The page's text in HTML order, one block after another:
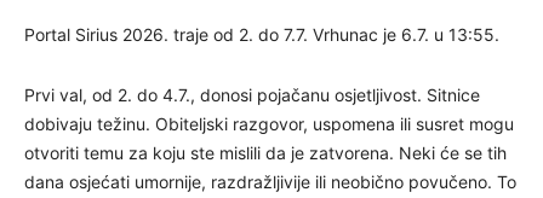
Portal Sirius 2026. traje od 2. do 7.7. Vrhunac je 6.7. u 13:55.
Prvi val, od 2. do 4.7., donosi pojačanu osjetljivost. Sitnice
dobivaju težinu. Obiteljski razgovor, uspomena ili susret mogu
otvoriti temu za koju ste mislili da je zatvorena. Neki će se tih
dana osjećati umornije, razdražljivije ili neobično povučeno. To